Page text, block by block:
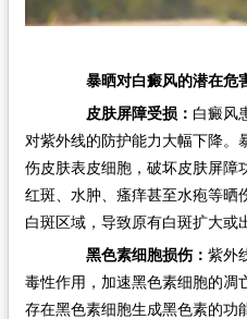
暴晒对白癜风的潜在危
皮肤屏障受损： 白癜风
对紫外线的防护能力大幅下降。
伤皮肤表皮细胞，破坏皮肤屏障
红斑、水肿、瘙痒甚至水疱等晒
白斑区域，导致原有白斑扩大或
黑色素细胞损伤： 紫外
毒性作用，加速黑色素细胞的凋
存在黑色素细胞生成黑色素的功